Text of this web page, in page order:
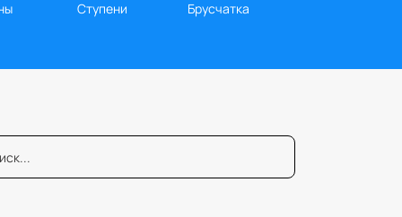
Ступени Брусчатка